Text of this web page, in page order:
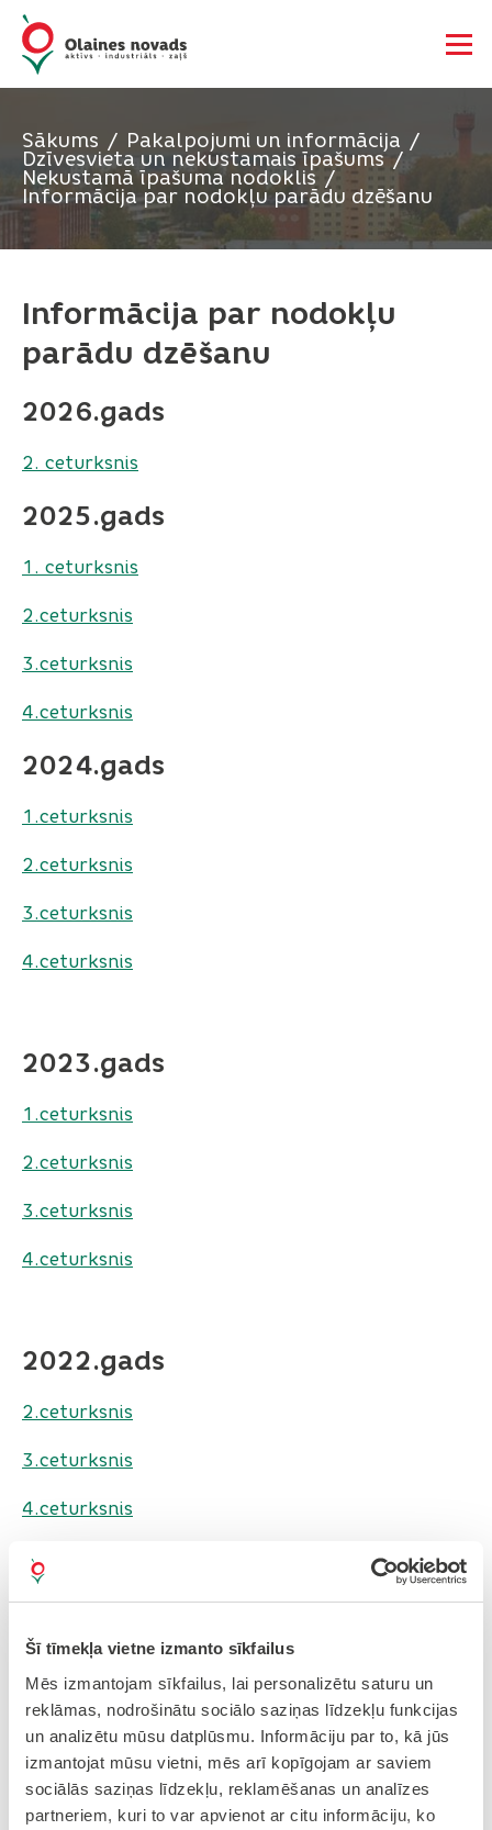
Šī tīmekļa vietne izmanto sīkfailus
Mēs izmantojam sīkfailus, lai personalizētu saturu un
reklāmas, nodrošinātu sociālo saziņas līdzekļu funkcijas
un analizētu mūsu datplūsmu. Informāciju par to, kā jūs
izmantojat mūsu vietni, mēs arī kopīgojam ar saviem
sociālās saziņas līdzekļu, reklamēšanas un analīzes
partneriem, kuri to var apvienot ar citu informāciju, ko
Sākums Pakalpojumi un informācija
Dzīvesvieta un nekustamais īpašums
Nekustamā īpašuma nodoklis
Informācija par nodokļu parādu dzēšanu
Informācija par nodokļu
parādu dzēšanu
2026.gads
2. ceturksnis
2025.gads
1. ceturksnis
2.ceturksnis
3.ceturksnis
4.ceturksnis
2024.gads
1.ceturksnis
2.ceturksnis
3.ceturksnis
4.ceturksnis
2023.gads
1.ceturksnis
2.ceturksnis
3.ceturksnis
4.ceturksnis
2022.gads
2.ceturksnis
3.ceturksnis
4.ceturksnis
2021.gads
2.ceturksnis
3.ceturksnis
4.ceturksnis